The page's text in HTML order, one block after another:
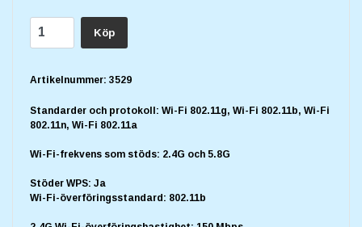
Köp
Artikelnummer: 3529
Standarder och protokoll: Wi-Fi 802.11g, Wi-Fi 802.11b, Wi-Fi
802.11n, Wi-Fi 802.11a
Wi-Fi-frekvens som stöds: 2.4G och 5.8G
Stöder WPS: Ja
Wi-Fi-överföringsstandard: 802.11b